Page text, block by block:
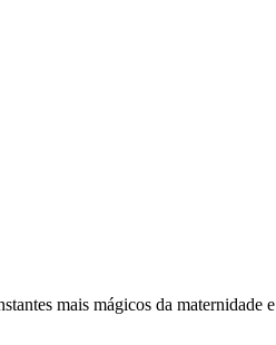
mais mágicos da maternidade